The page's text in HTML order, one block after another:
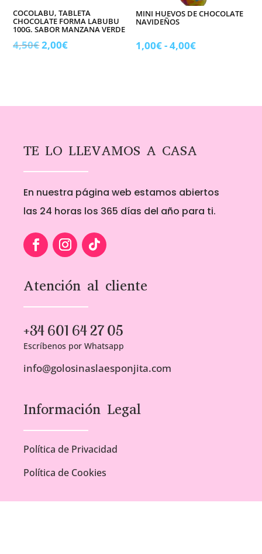
COCOLABU, TABLETA
CHOCOLATE FORMA LABUBU
100G. SABOR MANZANA VERDE
4,50€El
4,50€.
2,00€El
2,00€.
MINI HUEVOS DE CHOCOLATE
NAVIDEÑOS
1,00€-4,00€Rango
1,00€
TE LO LLEVAMOS A CASA
En nuestra página web estamos abiertos
las 24 horas los 365 días del año para ti.
Atención al cliente
+34 601 64 27 05
Escríbenos por Whatsapp
info@golosinaslaesponjita.com
Información Legal
Política de Privacidad
Política de Cookies